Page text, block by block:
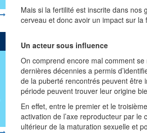
Mais si la fertilité est inscrite dans nos
cerveau et donc avoir un impact sur
Un acteur sous influence
On comprend encore mal comment
dernières décennies a permis
de la puberté rencontrés peuvent être
période peuvent trouver leur origine
En effet, entre le premier et le
activation de l’axe reproducteur par
ultérieur de la maturation sexuelle et